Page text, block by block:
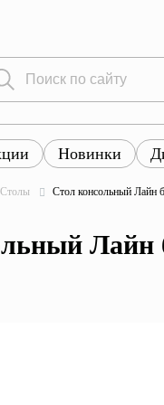
Все
Все товары каталога
Новинки
Столы Стол консольный Лайн
Лайн